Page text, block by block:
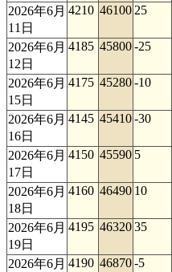
2026年6月
11日
4210 46100 25
2026年6月
12日
4185 45800-25
2026年6月
15日
4175 45280-10
2026年6月
16日
4145 45410-30
2026年6月
17日
4150 45590 5
2026年6月
18日
4160 46490 10
2026年6月
19日
4195 4632035
2026年6月 4190 46870-5